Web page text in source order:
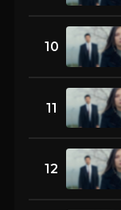
10
11
12